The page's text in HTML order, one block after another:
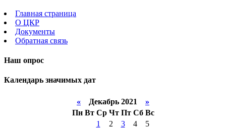
Главная страница
О ЦКР
Документы
Обратная связь
Наш опрос
Календарь значимых дат
« Декабрь 2021 »
Пн Вт Ср Чт Пт Сб Вс
1
2 3 4
5